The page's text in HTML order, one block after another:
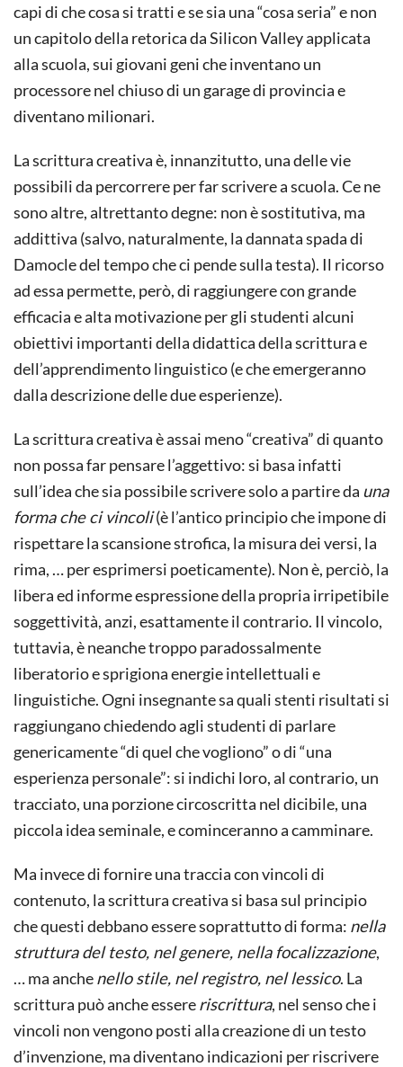
capi di che cosa si tratti e se sia una “cosa seria” e non
un capitolo della retorica da Silicon Valley applicata
alla scuola, sui giovani geni che inventano un
processore nel chiuso di un garage di provincia e
diventano milionari.
La scrittura creativa è, innanzitutto, una delle vie
possibili da percorrere per far scrivere a scuola. Ce ne
sono altre, altrettanto degne: non è sostitutiva, ma
addittiva (salvo, naturalmente, la dannata spada di
Damocle del tempo che ci pende sulla testa). Il ricorso
ad essa permette, però, di raggiungere con grande
efficacia e alta motivazione per gli studenti alcuni
obiettivi importanti della didattica della scrittura e
dell’apprendimento linguistico (e che emergeranno
dalla descrizione delle due esperienze).
La scrittura creativa è assai meno “creativa” di quanto
non possa far pensare l’aggettivo: si basa infatti
sull’idea che sia possibile scrivere solo a partire da una
forma che ci vincoli(è l’antico principio che impone di
rispettare la scansione strofica, la misura dei versi, la
rima, … per esprimersi poeticamente). Non è, perciò, la
libera ed informe espressione della propria irripetibile
soggettività, anzi, esattamente il contrario. Il vincolo,
tuttavia, è neanche troppo paradossalmente
liberatorio e sprigiona energie intellettuali e
linguistiche. Ogni insegnante sa quali stenti risultati si
raggiungano chiedendo agli studenti di parlare
genericamente “di quel che vogliono” o di “una
esperienza personale”: si indichi loro, al contrario, un
tracciato, una porzione circoscritta nel dicibile, una
piccola idea seminale, e cominceranno a camminare.
Ma invece di fornire una traccia con vincoli di
contenuto, la scrittura creativa si basa sul principio
che questi debbano essere soprattutto di forma: nella
struttura del testo, nel genere, nella focalizzazione,
… ma anchenello stile, nel registro, nel lessico. La
scrittura può anche essereriscrittura, nel senso che i
vincoli non vengono posti alla creazione di un testo
d’invenzione, ma diventano indicazioni per riscrivere